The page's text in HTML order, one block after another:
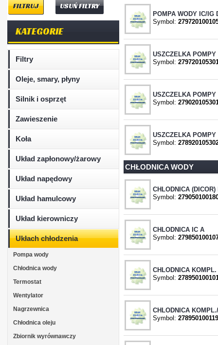
USUŃ FILTRY
KATEGORIE
Filtry
Oleje, smary, płyny
Silnik i osprzęt
Zawieszenie
Koła
Układ zapłonowy/żarowy
Układ napędowy
Układ hamulcowy
Układ kierowniczy
Ukłach chłodzenia
Pompa wody
Chłodnica wody
Termostat
Wentylator
Nagrzewnica
Chłodnica oleju
Zbiornik wyrównawczy
POMPA WODY IC/IG
Symbol:
USZCZELKA
Symbol:
USZCZELKA
Symbol:
USZCZELKA POMPY
Symbol:
CHŁODNICA WODY
CHLODNICA (DICOR)
Symbol:
CHLODNICA IC A
Symbol:
CHLODNICA
Symbol:
CHLODNICA
Symbol: 278950100119